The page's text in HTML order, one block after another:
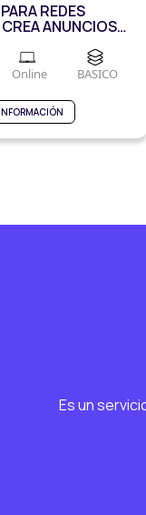
REDES
ANUNCIOS
Online BASICO
Es un